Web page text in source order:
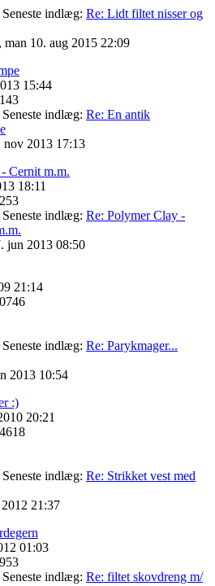
Seneste indlæg: Re: Lidt filtet nisser og
man 10. aug 2015 22:09
15:44
Seneste indlæg: Re: En antik
nov 2013 17:13
Cernit m.m.
18:11
Seneste indlæg: Re: Polymer Clay -
jun 2013 08:50
21:14
Seneste indlæg: Re: Parykmager...
2013 10:54
:)
20:21
Seneste indlæg: Re: Strikket vest med
21:37
01:03
Seneste indlæg: Re: filtet skovdreng m/